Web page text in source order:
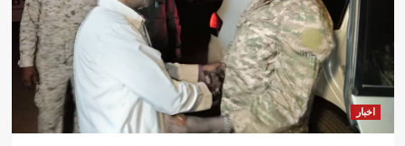
اخبار